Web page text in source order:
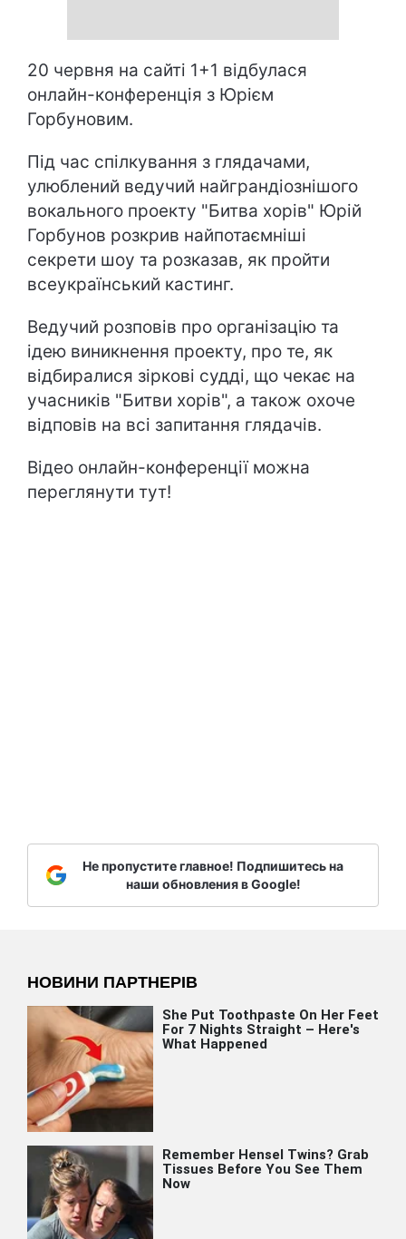
20 червня на сайті 1+1 відбулася
онлайн-конференція з Юрієм
Горбуновим.
Під час спілкування з глядачами,
улюблений ведучий найграндіознішого
вокального проекту "Битва хорів" Юрій
Горбунов розкрив найпотаємніші
секрети шоу та розказав, як пройти
всеукраїнський кастинг.
Ведучий розповів про організацію та
ідею виникнення проекту, про те, як
відбиралися зіркові судді, що чекає на
учасників "Битви хорів", а також охоче
відповів на всі запитання глядачів.
Відео онлайн-конференції можна
переглянути тут!
Не пропустите главное! Подпишитесь на
наши обновления в Google!